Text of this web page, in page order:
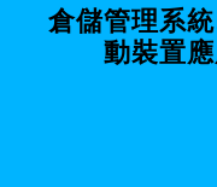
倉儲管理系
動裝置